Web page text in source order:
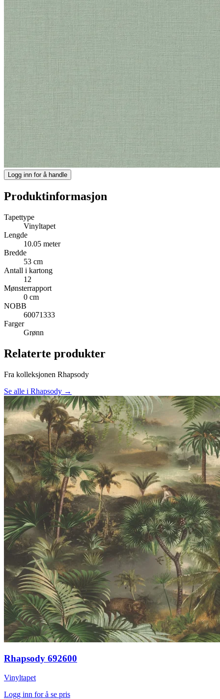
Logg inn for å handle
Produktinformasjon
Tapettype
Vinyltapet
Lengde
10.05 meter
Bredde
53 cm
Antall i kartong
12
Mønsterrapport
0 cm
NOBB
60071333
Farger
Grønn
Relaterte produkter
Fra kolleksjonen Rhapsody
Se alle i Rhapsody →
Rhapsody 692600
Vinyltapet
Logg inn for å se pris